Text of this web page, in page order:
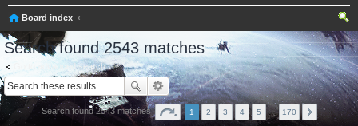
Board index
ear
ch
Search found 2543 matches
Go to advanced search
Search found 2543 matches 1 2 3 4 5 … 170